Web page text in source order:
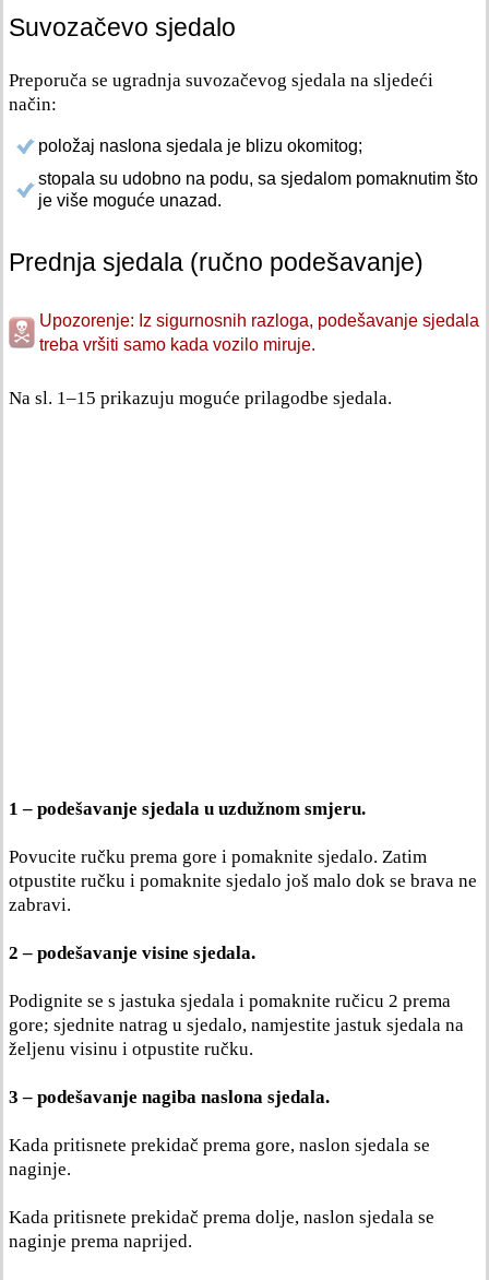
Suvozačevo sjedalo
Preporuča se ugradnja suvozačevog sjedala na sljedeći
način:
položaj naslona sjedala je blizu okomitog;
stopala su udobno na podu, sa sjedalom pomaknutim što
je više moguće unazad.
Prednja sjedala (ručno podešavanje)
Upozorenje: Iz sigurnosnih razloga, podešavanje sjedala
treba vršiti samo kada vozilo miruje.
Na sl. 1–15 prikazuju moguće prilagodbe sjedala.
1 – podešavanje sjedala u uzdužnom smjeru.
Povucite ručku prema gore i pomaknite sjedalo. Zatim
otpustite ručku i pomaknite sjedalo još malo dok se brava ne
zabravi.
2 – podešavanje visine sjedala.
Podignite se s jastuka sjedala i pomaknite ručicu 2 prema
gore; sjednite natrag u sjedalo, namjestite jastuk sjedala na
željenu visinu i otpustite ručku.
3 – podešavanje nagiba naslona sjedala.
Kada pritisnete prekidač prema gore, naslon sjedala se
naginje.
Kada pritisnete prekidač prema dolje, naslon sjedala se
naginje prema naprijed.